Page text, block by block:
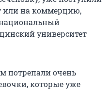
или на коммерцию,
университет
потрепали очень
которые уже